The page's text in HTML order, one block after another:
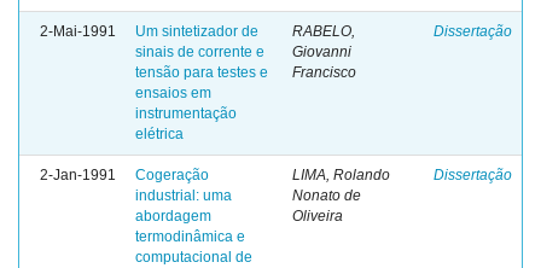
2-Mai-1991
Um sintetizador de
sinais de corrente e
tensão para testes e
ensaios em
instrumentação
elétrica
RABELO,
Giovanni
Francisco
Dissertação
2-Jan-1991
Cogeração
industrial: uma
abordagem
termodinâmica e
computacional de
LIMA, Rolando
Nonato de
Oliveira
Dissertação